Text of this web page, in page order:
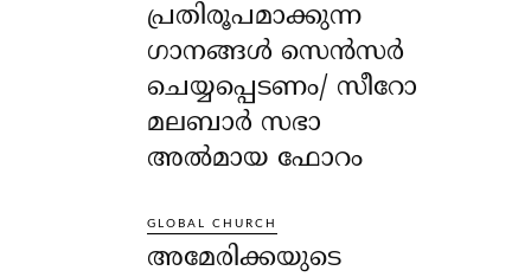
പ്രതിരൂപമാക്കുന്ന
ഗാനങ്ങൾ സെൻസർ
ചെയ്യപ്പെടണം/ സീറോ
മലബാർ സഭാ
അൽമായ ഫോറം
GLOBAL CHURCH
അമേരിക്കയുടെ